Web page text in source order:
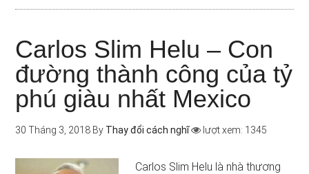
Carlos Slim Helu – Con
đường thành công của tỷ
phú giàu nhất Mexico
30 Tháng 3, 2018 By Thay đổi cách nghĩ lượt xem: 1345
Carlos Slim Helu là nhà thương